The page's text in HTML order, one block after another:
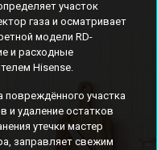
участок
газа и осматривает
модели RD-
и расходные
Hisense.
повреждённого участка
и удаление остатков
утечки мастер
заправляет свежим